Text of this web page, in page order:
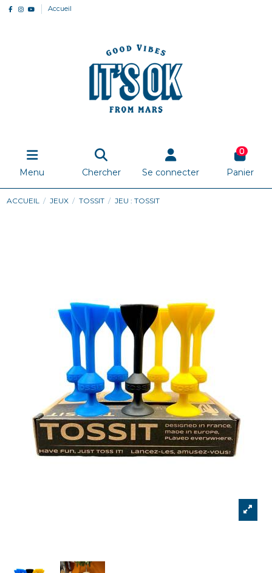
Accueil
Menu Chercher Se connecter
0
Panier
ACCUEIL JEUX TOSSIT JEU : TOSSIT